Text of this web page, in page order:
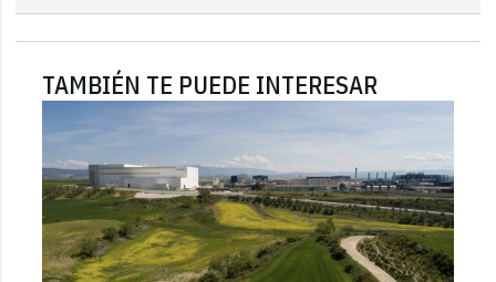
TAMBIÉN TE PUEDE INTERESAR